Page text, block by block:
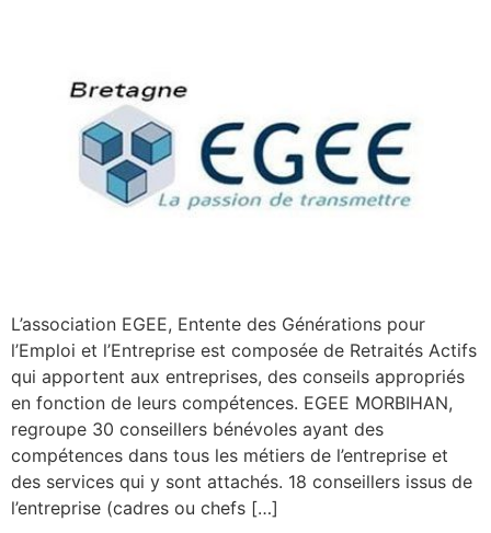
L’association EGEE, Entente des Générations pour
l’Emploi et l’Entreprise est composée de Retraités Actifs
qui apportent aux entreprises, des conseils appropriés
en fonction de leurs compétences. EGEE MORBIHAN,
regroupe 30 conseillers bénévoles ayant des
compétences dans tous les métiers de l’entreprise et
des services qui y sont attachés. 18 conseillers issus de
l’entreprise (cadres ou chefs […]